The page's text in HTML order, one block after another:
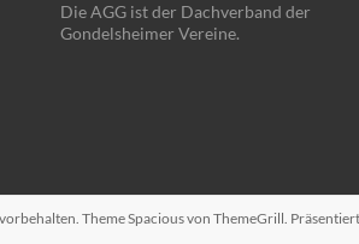
Die AGG ist der Dachverband der
Gondelsheimer Vereine.
ThemeSpaciousvon ThemeGrill.